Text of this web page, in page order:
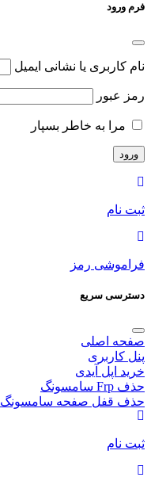
فرم ورود
نام کاربری یا نشانی ایمیل
رمز عبور
مرا به خاطر بسپار
ثبت نام
فراموشی رمز
دسترسی سریع
صفحه اصلی
پنل کاربری
خرید اپل آیدی
حذف Frp سامسونگ
حذف قفل صفحه سامسونگ
ثبت نام